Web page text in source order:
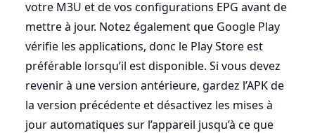
votre M3U et de vos configurations EPG avant de
mettre à jour. Notez également que Google Play
vérifie les applications, donc le Play Store est
préférable lorsqu’il est disponible. Si vous devez
revenir à une version antérieure, gardez l’APK de
la version précédente et désactivez les mises à
jour automatiques sur l’appareil jusqu’à ce que